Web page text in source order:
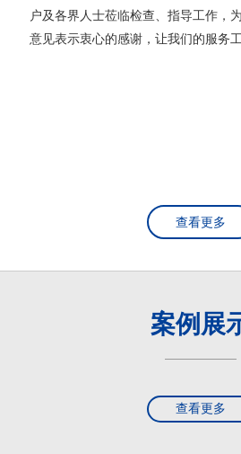
户及各界人士莅临检查、指导工作，
意见表示衷心的感谢，让我们的服务
查看更多
案例展
查看更多